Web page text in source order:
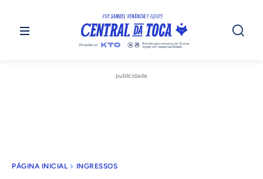
publicidade
PÁGINA INICIAL INGRESSOS